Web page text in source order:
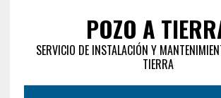
POZO A
SERVICIO DE INSTALACIÓN Y
TIERRA